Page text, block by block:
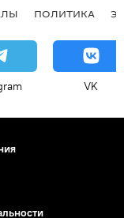
ПОЛИТИКА
VK